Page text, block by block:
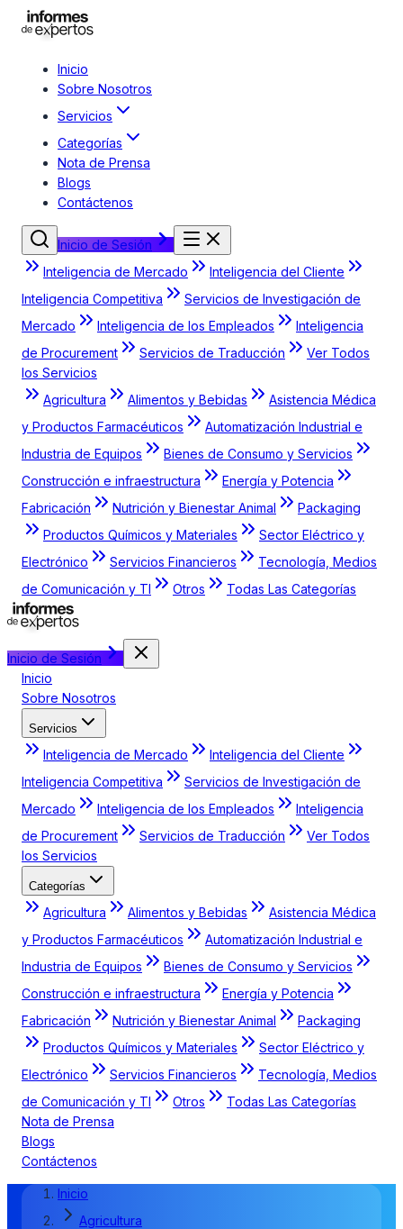
Inicio
Sobre Nosotros
Servicios
Categorías
Nota de Prensa
Blogs
Contáctenos
Inicio de Sesión
Inteligencia de Mercado
Inteligencia del Cliente
Inteligencia Competitiva
Servicios de Investigación de
Mercado
Inteligencia de los Empleados
Inteligencia
de Procurement
Servicios de Traducción
Ver Todos
los Servicios
Agricultura
Alimentos y Bebidas
Asistencia Médica
y Productos Farmacéuticos
Automatización Industrial e
Industria de Equipos
Bienes de Consumo y Servicios
Construcción e infraestructura
Energía y Potencia
Fabricación
Nutrición y Bienestar Animal
Packaging
Productos Químicos y Materiales
Sector Eléctrico y
Electrónico
Servicios Financieros
Tecnología, Medios
de Comunicación y TI
Otros Todas Las Categorías
Inicio de Sesión
Inicio
Sobre Nosotros
Servicios
Inteligencia de Mercado
Inteligencia del Cliente
Inteligencia Competitiva
Servicios de Investigación de
Mercado
Inteligencia de los Empleados
Inteligencia
de Procurement
Servicios de Traducción
Ver Todos
los Servicios
Categorías
Agricultura Alimentos y Bebidas
Asistencia Médica
y Productos Farmacéuticos
Automatización Industrial e
Industria de Equipos
Bienes de Consumo y Servicios
Construcción e infraestructura
Energía y Potencia
Fabricación
Nutrición y Bienestar Animal
Packaging
Productos Químicos y Materiales
Sector Eléctrico y
Electrónico
Servicios Financieros
Tecnología, Medios
de Comunicación y TI
Otros
Todas Las Categorías
Nota de Prensa
Blogs
Contáctenos
Inicio
Agricultura